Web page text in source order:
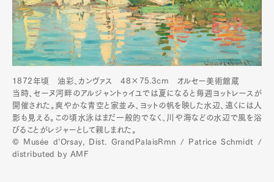
Official Columnist
About
Contact
Pen Meet
Pen international Pen tw
1872年頃 油彩、カンヴァス 48×75.3cm︎ オルセー美術館蔵
当時、セーヌ河畔のアルジャントゥイユでは夏になると毎週ヨットレースが
開催された。爽やかな青空と家並み、ヨットの帆を映した水辺、遠くには人
影も見える。この頃水泳はまだ一般的でなく、川や海などの水辺で風を浴
びることがレジャーとして親しまれた。
© Musée d’Orsay, Dist. GrandPalaisRmn / Patrice Schmidt /
distributed by AMF